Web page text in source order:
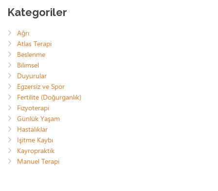
Kategoriler
Ağrı
Atlas Terapi
Beslenme
Bilimsel
Duyurular
Egzersiz ve Spor
Fertilite (Doğurganlık)
Fizyoterapi
Günlük Yaşam
Hastalıklar
İşitme Kaybı
Kayropraktik
Manuel Terapi